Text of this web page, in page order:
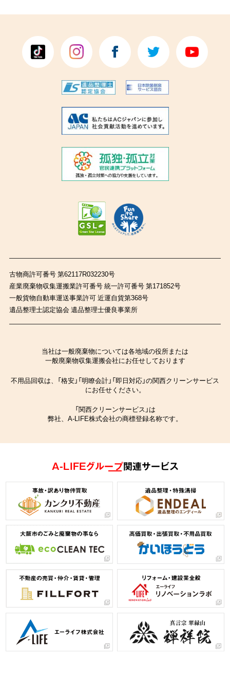
古物商許可番号 第62117R032230号
産業廃棄物収集運搬業許可番号 統一許可番号 第171852号
一般貨物自動車運送事業許可 近運自貨第368号
遺品整理士認定協会 遺品整理士優良事業所
当社は一般廃棄物については各地域の役所または
一般廃棄物収集運搬会社にお任せしております
不用品回収は、「格安」「明瞭会計」「即日対応」の関西クリーンサービス
にお任せください。
「関西クリーンサービス」は
弊社、A-LIFE株式会社の商標登録名称です。
A-LIFEグループ関連サービス